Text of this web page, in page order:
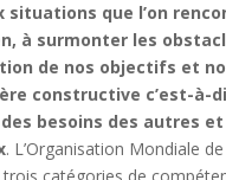
situations que l’on
à surmonter les
de nos objectifs et
constructive c’est-à-
besoins des autres
. L’Organisation Mondiale